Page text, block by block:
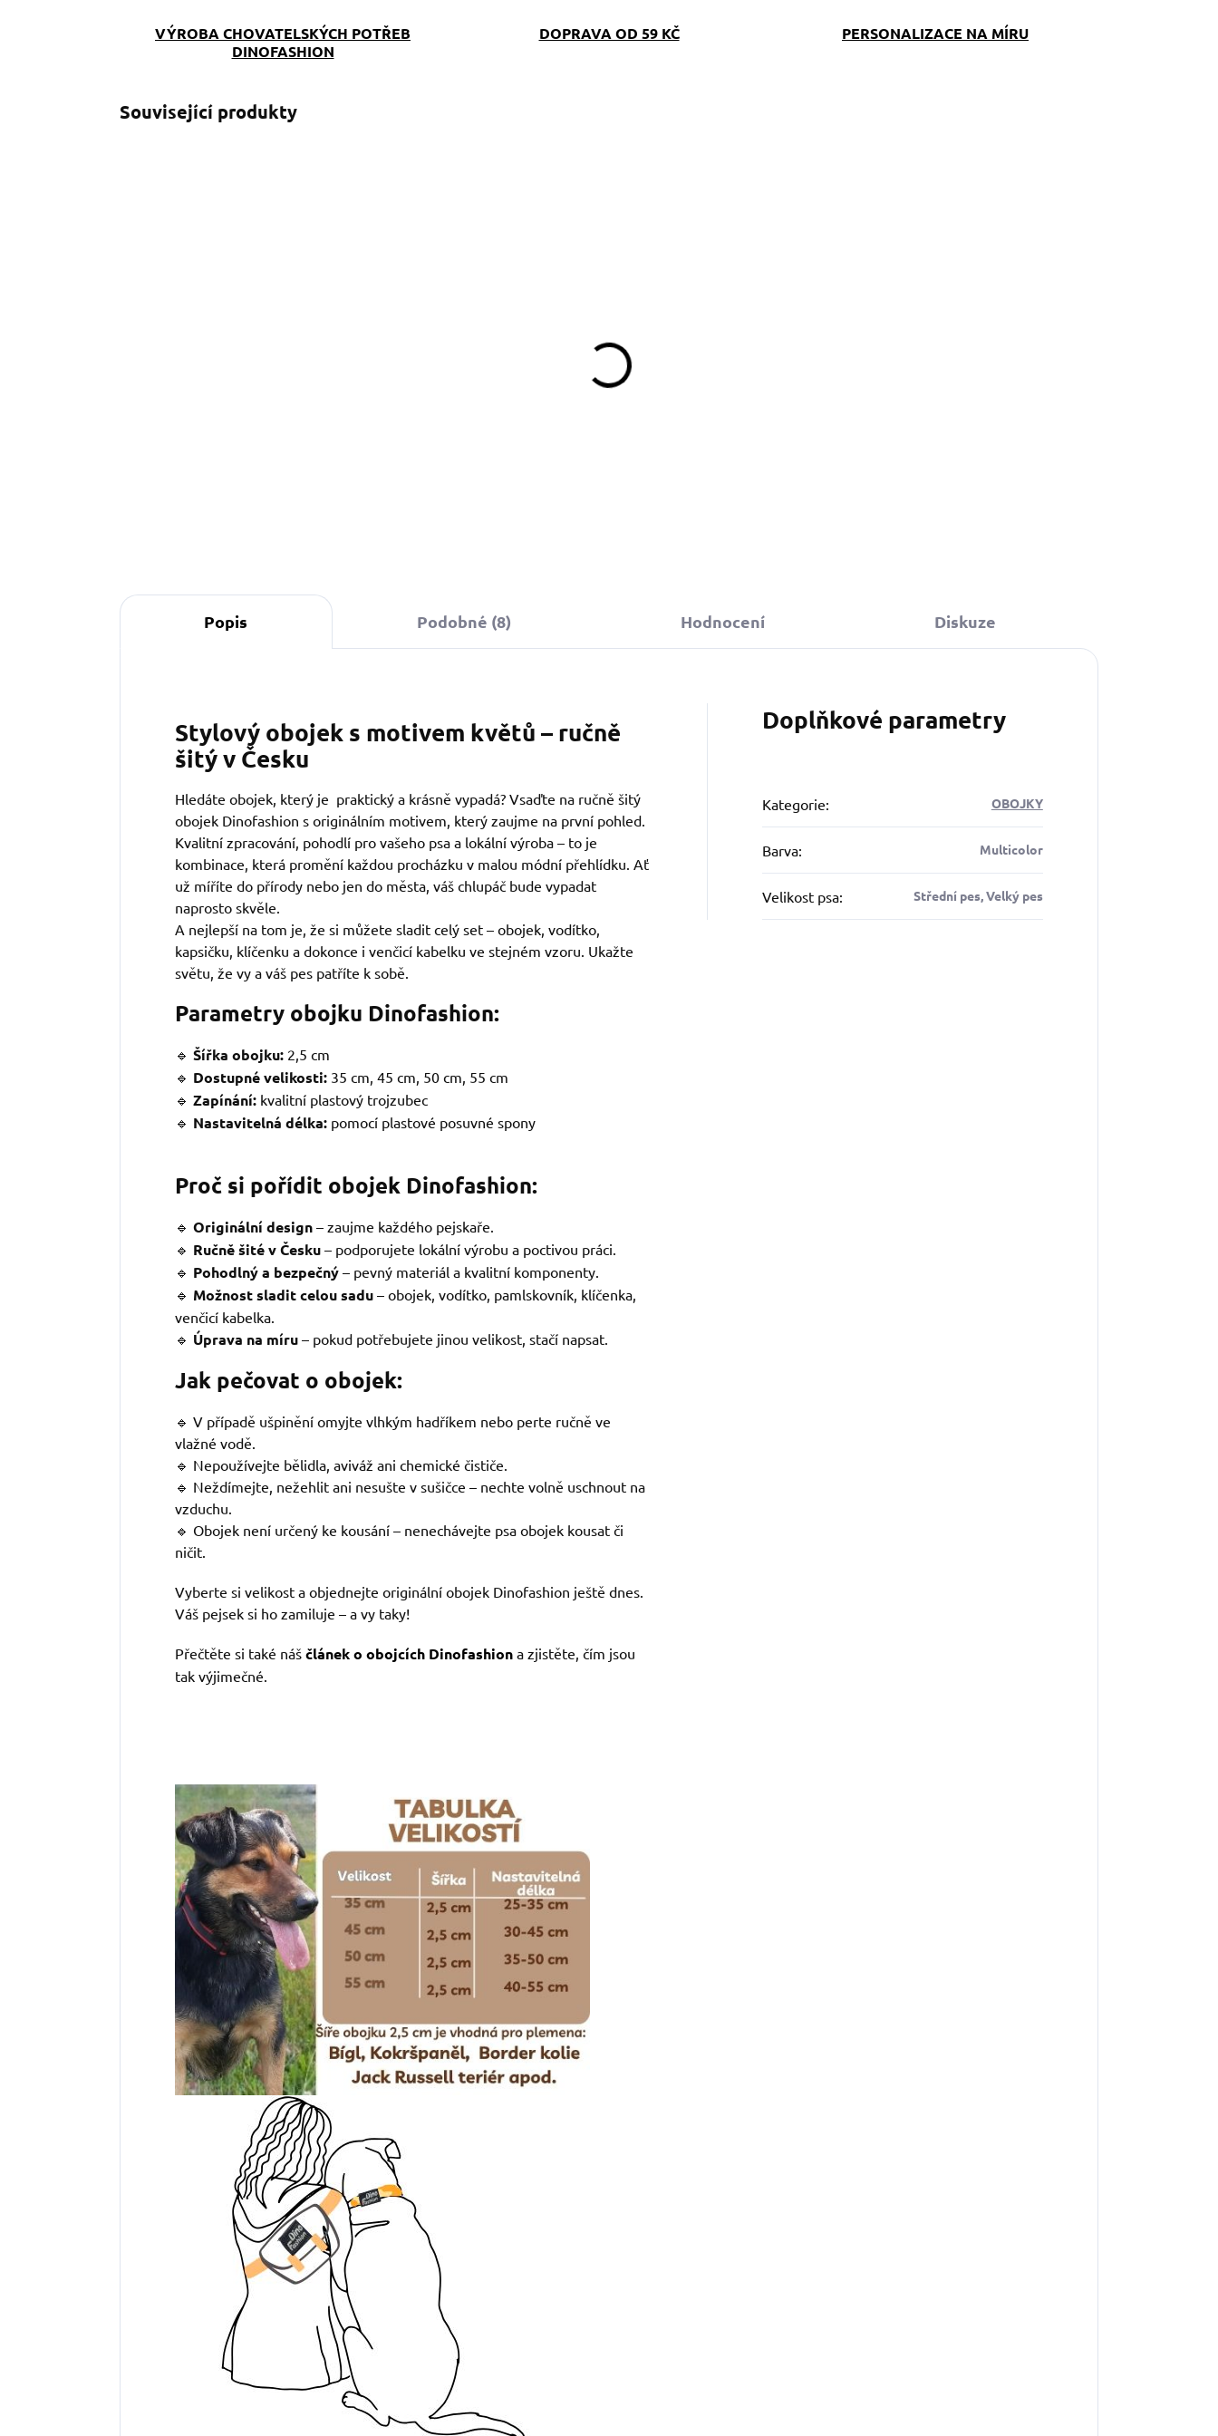
VÝROBA CHOVATELSKÝCH POTŘEB
DINOFASHION
DOPRAVA OD 59 KČ PERSONALIZACE NA MÍRU
Související produkty
Popis Podobné (8) Hodnocení Diskuze
Stylový obojek s motivem květů – ručně
šitý v Česku
Hledáte obojek, který je praktický a krásně vypadá? Vsaďte na ručně šitý
obojek Dinofashion s originálním motivem, který zaujme na první pohled.
Kvalitní zpracování, pohodlí pro vašeho psa a lokální výroba – to je
kombinace, která promění každou procházku v malou módní přehlídku. Ať
už míříte do přírody nebo jen do města, váš chlupáč bude vypadat
naprosto skvěle.
A nejlepší na tom je, že si můžete sladit celý set – obojek, vodítko,
kapsičku, klíčenku a dokonce i venčicí kabelku ve stejném vzoru. Ukažte
světu, že vy a váš pes patříte k sobě.
Parametry obojku Dinofashion:
🔹 Šířka obojku: 2,5 cm
🔹 Dostupné velikosti: 35 cm, 45 cm, 50 cm, 55 cm
🔹 Zapínání: kvalitní plastový trojzubec
🔹 Nastavitelná délka: pomocí plastové posuvné spony
Proč si pořídit obojek Dinofashion:
🔹 Originální design – zaujme každého pejskaře.
🔹 Ručně šité v Česku – podporujete lokální výrobu a poctivou práci.
🔹 Pohodlný a bezpečný – pevný materiál a kvalitní komponenty.
🔹 Možnost sladit celou sadu – obojek, vodítko, pamlskovník, klíčenka,
venčicí kabelka.
🔹 Úprava na míru – pokud potřebujete jinou velikost, stačí napsat.
Jak pečovat o obojek:
🔹 V případě ušpinění omyjte vlhkým hadříkem nebo perte ručně ve
vlažné vodě.
🔹 Nepoužívejte bělidla, aviváž ani chemické čističe.
🔹 Neždímejte, nežehlit ani nesušte v sušičce – nechte volně uschnout na
vzduchu.
🔹 Obojek není určený ke kousání – nenechávejte psa obojek kousat či
ničit.
Vyberte si velikost a objednejte originální obojek Dinofashion ještě dnes.
Váš pejsek si ho zamiluje – a vy taky!
Přečtěte si také náš článek o obojcích Dinofashion a zjistěte, čím jsou
tak výjimečné.
Doplňkové parametry
Kategorie: OBOJKY
Barva: Multicolor
Velikost psa: Střední pes, Velký pes